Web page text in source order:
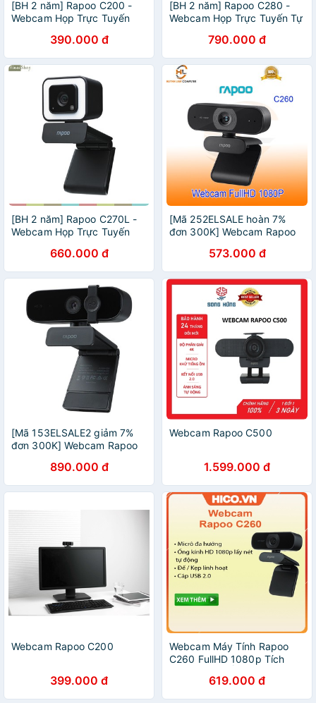
[BH 2 năm] Rapoo C200 -
Webcam Họp Trực Tuyến
Rộng 100°, Tự Động Lấy Nét
390.000 đ
[BH 2 năm] Rapoo C280 -
Webcam Họp Trực Tuyến Tự
Góc Rộng 85°, Khử Tiếng Ồn
Kép
790.000 đ
[BH 2 năm] Rapoo C270L -
Webcam Họp Trực Tuyến
Góc Siêu Rộng 105°
660.000 đ
[Mã 252ELSALE hoàn 7%
đơn 300K] Webcam Rapoo
quan sát 80 độ - Hãng phân
phối
573.000 đ
[Mã 153ELSALE2 giảm 7%
đơn 300K] Webcam Rapoo
890.000 đ
Webcam Rapoo C500
1.599.000 đ
Webcam Rapoo C200
399.000 đ
Webcam Máy Tính Rapoo
C260 FullHD 1080p Tích
Sắc Nét - Bảo Hành Chính
Hãng 24 Tháng
619.000 đ